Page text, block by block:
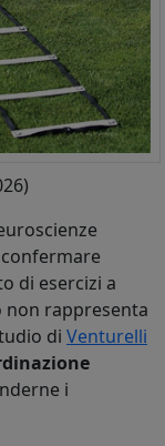
di esercizi a
non rappresenta
di Venturelli
i